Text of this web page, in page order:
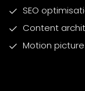
SEO
Content
Motion picture